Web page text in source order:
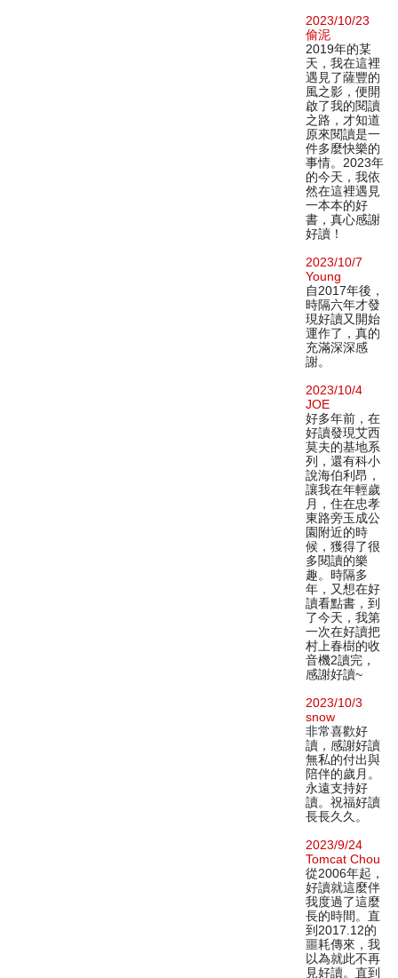
2023/10/23
偷泥
2019年的某
天，我在這裡
遇見了薩豐的
風之影，便開
啟了我的閱讀
之路，才知道
原來閱讀是一
件多麼快樂的
事情。2023年
的今天，我依
然在這裡遇見
一本本的好
書，真心感謝
好讀！
2023/10/7
Young
自2017年後，
時隔六年才發
現好讀又開始
運作了，真的
充滿深深感
謝。
2023/10/4
JOE
好多年前，在
好讀發現艾西
莫夫的基地系
列，還有科小
說海伯利昂，
讓我在年輕歲
月，住在忠孝
東路旁玉成公
園附近的時
候，獲得了很
多閱讀的樂
趣。時隔多
年，又想在好
讀看點書，到
了今天，我第
一次在好讀把
村上春樹的收
音機2讀完，
感謝好讀~
2023/10/3
snow
非常喜歡好
讀，感謝好讀
無私的付出與
陪伴的歲月。
永遠支持好
讀。祝福好讀
長長久久。
2023/9/24
Tomcat Chou
從2006年起，
好讀就這麼伴
我度過了這麼
長的時間。直
到2017.12的
噩耗傳來，我
以為就此不再
見好讀。直到